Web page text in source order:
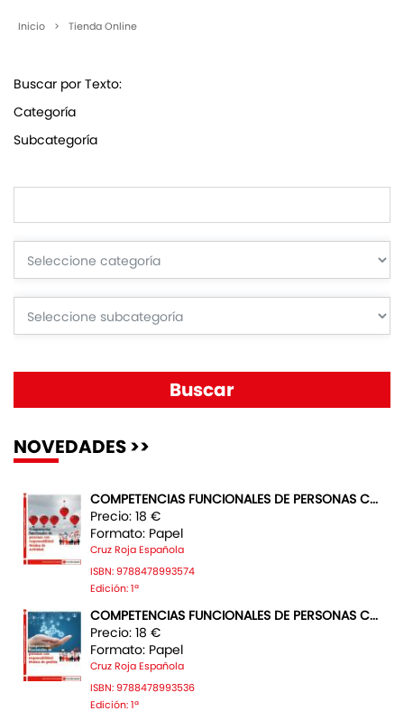
Inicio > Tienda Online
Buscar por Texto:
Categoría
Subcategoría
NOVEDADES >>
COMPETENCIAS FUNCIONALES DE PERSONAS C...
Precio: 18 €
Formato: Papel
Cruz Roja Española
ISBN: 9788478993574
Edición: 1ª
COMPETENCIAS FUNCIONALES DE PERSONAS C...
Precio: 18 €
Formato: Papel
Cruz Roja Española
ISBN: 9788478993536
Edición: 1ª